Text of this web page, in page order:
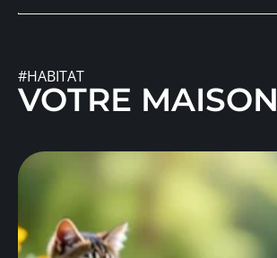
#HABITAT
VOTRE MAISON